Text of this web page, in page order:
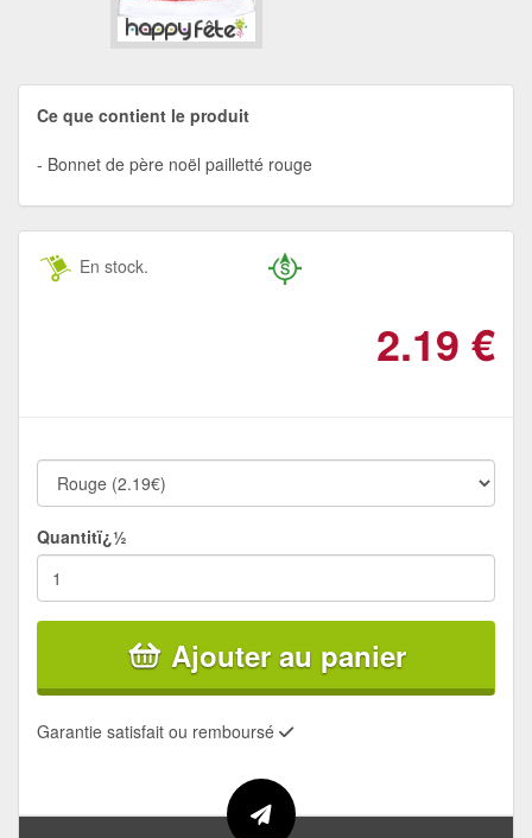
Ce que contient le produit
Bonnet de père noël pailletté rouge
En stock.
2.19 €
Quantitï¿½
Ajouter au panier
Garantie satisfait ou remboursé